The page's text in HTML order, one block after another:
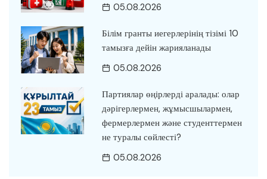
05.08.2026
Білім гранты иегерлерінің тізімі 10
тамызға дейін жарияланады
05.08.2026
Партиялар өңірлерді аралады: олар
дәрігерлермен, жұмысшылармен,
фермерлермен және студенттермен
не туралы сөйлесті?
05.08.2026